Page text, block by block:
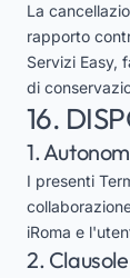
La
rapporto
Servizi Easy,
di
16.
1.
I presenti
iRoma e
2.